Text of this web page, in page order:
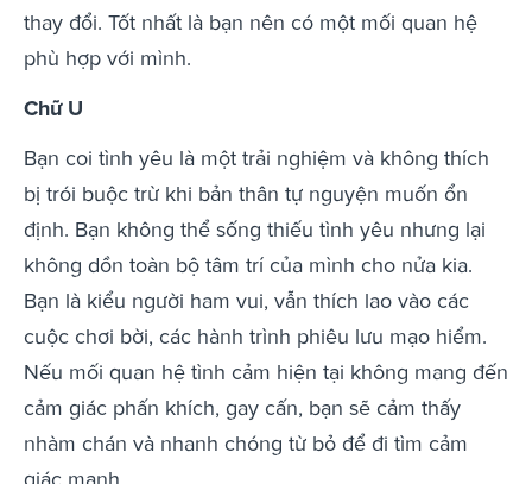
thay đổi. Tốt nhất là bạn nên có một mối quan hệ
phù hợp với mình.
Chữ U
Bạn coi tình yêu là một trải nghiệm và không thích
bị trói buộc trừ khi bản thân tự nguyện muốn ổn
định. Bạn không thể sống thiếu tình yêu nhưng lại
không dồn toàn bộ tâm trí của mình cho nửa kia.
Bạn là kiểu người ham vui, vẫn thích lao vào các
cuộc chơi bời, các hành trình phiêu lưu mạo hiểm.
Nếu mối quan hệ tình cảm hiện tại không mang đến
cảm giác phấn khích, gay cấn, bạn sẽ cảm thấy
nhàm chán và nhanh chóng từ bỏ để đi tìm cảm
giác mạnh.